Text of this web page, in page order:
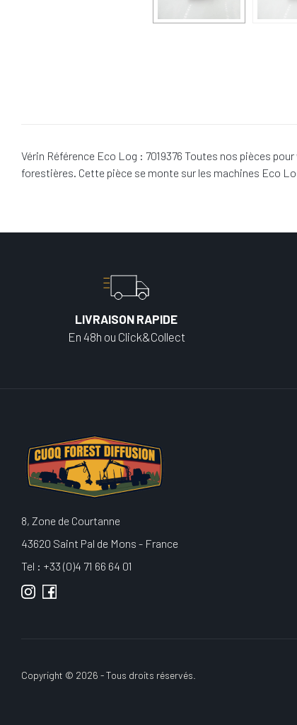
Vérin Référence Eco Log : 7019376 Toutes nos pièces
forestières. Cette pièce se monte sur les machines Eco
LIVRAISON RAPIDE
En 48h ou Click&Collect
8, Zone de Courtanne
43620 Saint Pal de Mons - France
Tel : +33 (0)4 71 66 64 01
Copyright © 2026 - Tous droits réservés.